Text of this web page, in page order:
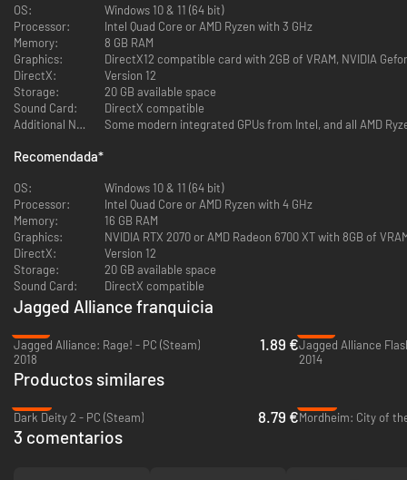
equipamiento.
Elige entre una amplia variedad de ventajas especiales para
personalizar a tus mercenarios a medida que suban de nivel.
Decide el destino de Grand Chien con un sistema de juego de rol
abierto.
Controla territorios, entrena a los lugareños, lidera varios equipos y
defiéndete de las fuerzas enemigas en un mundo vivo y activo.
Juega la campaña con amigos en el modo cooperativo en línea.
OS:
Windows 10 & 11 (64 bit)
Processor:
Intel Quad Core or AMD Ryzen with 3 GHz
Memory:
8 GB RAM
Graphics:
DirectX12 compatible card with 2GB of VRAM, NVIDIA
DirectX:
Version 12
Storage:
20 GB available space
Sound Card:
DirectX compatible
Additional Notes:
Some modern integrated GPUs from Intel, and all AMD
Recomendada*
OS:
Windows 10 & 11 (64 bit)
Processor:
Intel Quad Core or AMD Ryzen with 4 GHz
Memory:
16 GB RAM
Graphics:
NVIDIA RTX 2070 or AMD Radeon 6700 XT with 8GB of
DirectX:
Version 12
Storage:
20 GB available space
Sound Card:
DirectX compatible
Jagged Alliance franquicia
Jagged Alliance: Rage! - PC (Steam)
2018
1.89 €Jagged Alliance
2014
Productos similares
Dark Deity 2 - PC (Steam)
8.79 €Mordheim: City of
3 comentarios